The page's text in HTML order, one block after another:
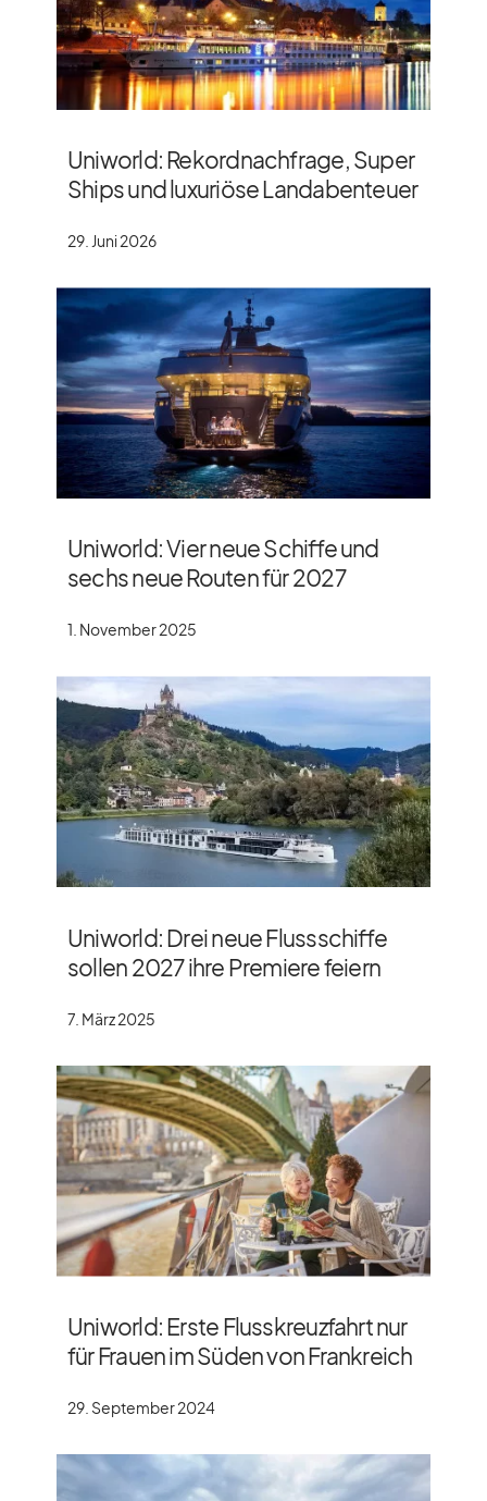
Uniworld: Rekordnachfrage, Super
Ships und luxuriöse Landabenteuer
29. Juni 2026
Uniworld: Vier neue Schiffe und
sechs neue Routen für 2027
1. November 2025
Uniworld: Drei neue Flussschiffe
sollen 2027 ihre Premiere feiern
7. März 2025
Uniworld: Erste Flusskreuzfahrt nur
für Frauen im Süden von Frankreich
29. September 2024